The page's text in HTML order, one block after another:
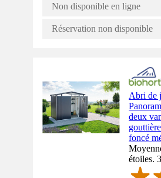
Non disponible en ligne
Réservation non disponible
Abri de
deux
foncé
étoiles.